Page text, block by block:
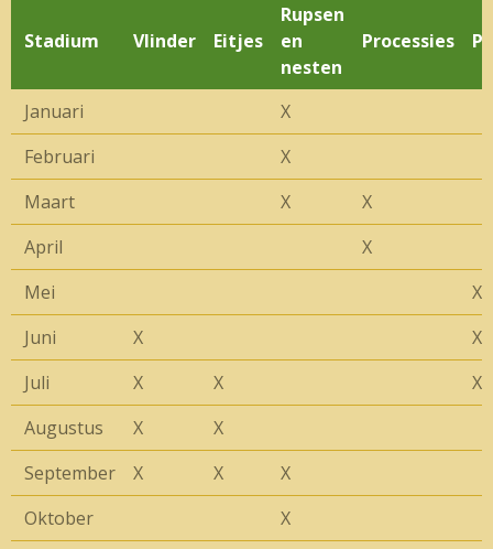
Stadium Vlinder Eitjes
Rupsen
en
nesten
Processies
Januari
X
Februari
X
Maart
X
X
April
X
Mei
X
Juni
X
X
Juli
X X
X
Augustus
X
X
September
X X
X
Oktober
X